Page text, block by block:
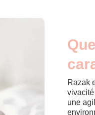
Razak
une